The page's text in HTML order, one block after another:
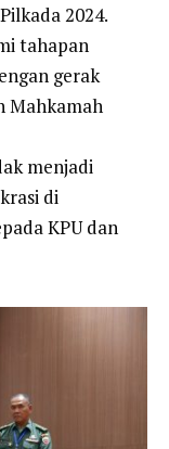
2024.
tahapan
gerak
Mahkamah
menjadi
di
KPU dan